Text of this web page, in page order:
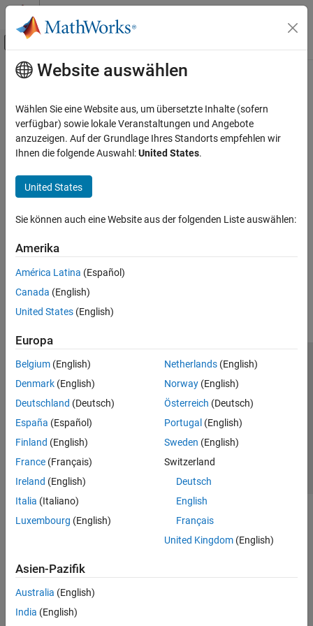
Weiter zum Inhalt
Umschaltung für Off-Canvas-
Startseite der Dokumentation
Hauptinhalt
How useful was this information?
Website auswählen
Wählen Sie eine Website aus, um übersetzte Inhalte (sofern
verfügbar) sowie lokale Veranstaltungen und Angebote
anzuzeigen. Auf der Grundlage Ihres Standorts empfehlen wir
Ihnen die folgende Auswahl:United States.
United States
Sie können auch eine Website aus der folgenden Liste auswählen:
Amerika
América Latina (Español)
Canada (English)
United States (English)
Europa
Belgium (English)
Denmark (English)
Deutschland (Deutsch)
España (Español)
Finland (English)
France (Français)
Ireland (English)
Italia (Italiano)
Luxembourg (English)
Netherlands(English)
Norway(English)
Österreich (Deutsch)
Portugal (English)
Sweden (English)
Switzerland
Deutsch
English
Français
United Kingdom(English)
Asien-Pazifik
Australia (English)
India (English)
Trust Center
Datenschutz-Richtlinien
Datendiebstahl verhindern
Status von Anwendungen
© 1994-2026 The MathWorks, Inc.
Website auswählen
Deutschland